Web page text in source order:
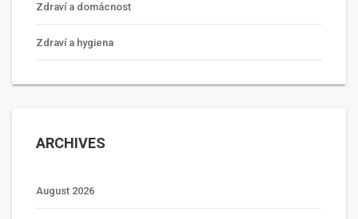
Zdraví a domácnost
Zdraví a hygiena
ARCHIVES
August 2026